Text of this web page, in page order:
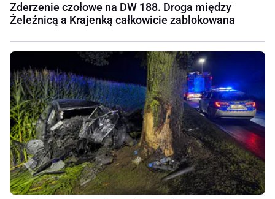
Zderzenie czołowe na DW 188. Droga między
Żeleźnicą a Krajenką całkowicie zablokowana